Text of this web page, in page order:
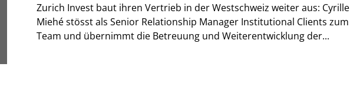
Zurich Invest baut ihren Vertrieb in der Westschweiz weiter aus: Cyrille
Miehé stösst als Senior Relationship Manager Institutional Clients zum
Team und übernimmt die Betreuung und Weiterentwicklung der...